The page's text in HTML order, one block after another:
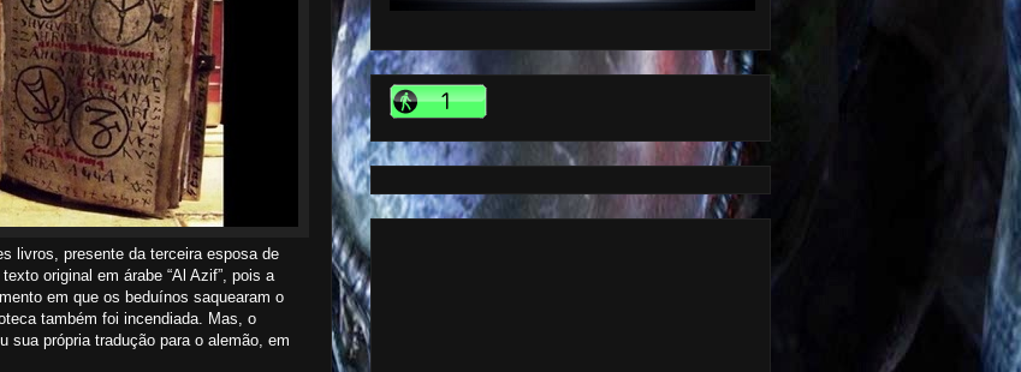
livros, presente da terceira esposa de
original em árabe “Al Azif”, pois a
em que os beduínos saquearam o
também foi incendiada. Mas, o
sua própria tradução para o alemão, em